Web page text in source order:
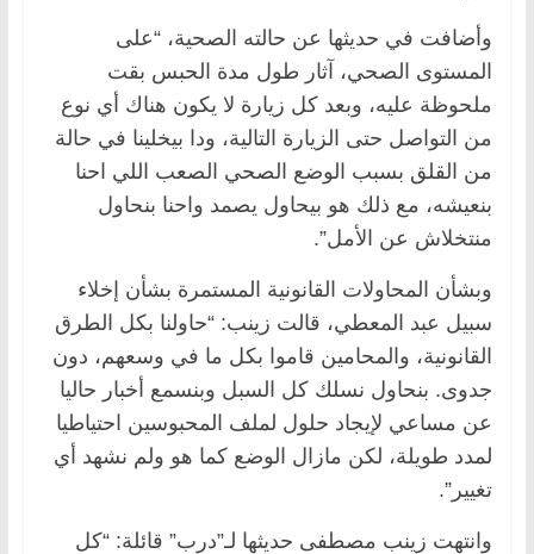
وأضافت في حديثها عن حالته الصحية، “على
المستوى الصحي، آثار طول مدة الحبس بقت
ملحوظة عليه، وبعد كل زيارة لا يكون هناك أي نوع
من التواصل حتى الزيارة التالية، ودا بيخلينا في حالة
من القلق بسبب الوضع الصحي الصعب اللي احنا
بنعيشه، مع ذلك هو بيحاول يصمد واحنا بنحاول
منتخلاش عن الأمل”.
وبشأن المحاولات القانونية المستمرة بشأن إخلاء
سبيل عبد المعطي، قالت زينب: “حاولنا بكل الطرق
القانونية، والمحامين قاموا بكل ما في وسعهم، دون
جدوى. بنحاول نسلك كل السبل وبنسمع أخبار حاليا
عن مساعي لإيجاد حلول لملف المحبوسين احتياطيا
لمدد طويلة، لكن مازال الوضع كما هو ولم نشهد أي
تغيير”.
وانتهت زينب مصطفى حديثها لـ”درب” قائلة: “كل